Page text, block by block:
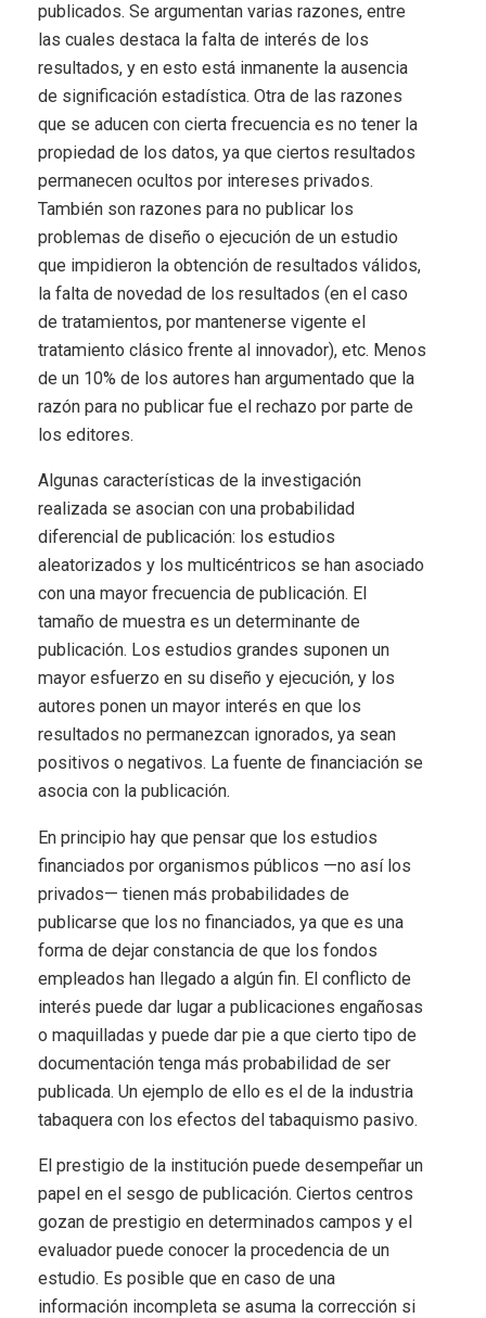
publicados. Se argumentan varias razones, entre
las cuales destaca la falta de interés de los
resultados, y en esto está inmanente la ausencia
de significación estadística. Otra de las razones
que se aducen con cierta frecuencia es no tener la
propiedad de los datos, ya que ciertos resultados
permanecen ocultos por intereses privados.
También son razones para no publicar los
problemas de diseño o ejecución de un estudio
que impidieron la obtención de resultados válidos,
la falta de novedad de los resultados (en el caso
de tratamientos, por mantenerse vigente el
tratamiento clásico frente al innovador), etc. Menos
de un 10% de los autores han argumentado que la
razón para no publicar fue el rechazo por parte de
los editores.
Algunas características de la investigación
realizada se asocian con una probabilidad
diferencial de publicación: los estudios
aleatorizados y los multicéntricos se han asociado
con una mayor frecuencia de publicación. El
tamaño de muestra es un determinante de
publicación. Los estudios grandes suponen un
mayor esfuerzo en su diseño y ejecución, y los
autores ponen un mayor interés en que los
resultados no permanezcan ignorados, ya sean
positivos o negativos. La fuente de financiación se
asocia con la publicación.
En principio hay que pensar que los estudios
financiados por organismos públicos —no así los
privados— tienen más probabilidades de
publicarse que los no financiados, ya que es una
forma de dejar constancia de que los fondos
empleados han llegado a algún fin. El conflicto de
interés puede dar lugar a publicaciones engañosas
o maquilladas y puede dar pie a que cierto tipo de
documentación tenga más probabilidad de ser
publicada. Un ejemplo de ello es el de la industria
tabaquera con los efectos del tabaquismo pasivo.
El prestigio de la institución puede desempeñar un
papel en el sesgo de publicación. Ciertos centros
gozan de prestigio en determinados campos y el
evaluador puede conocer la procedencia de un
estudio. Es posible que en caso de una
información incompleta se asuma la corrección si